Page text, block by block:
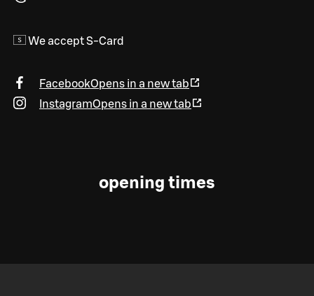
We accept S-Card
FacebookOpens in a new tab
InstagramOpens in a new tab
opening times